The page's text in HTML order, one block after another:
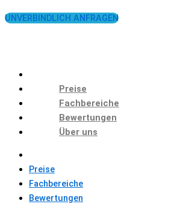
UNVERBINDLICH ANFRAGEN
Preise
Fachbereiche
Bewertungen
Über uns
Preise
Fachbereiche
Bewertungen